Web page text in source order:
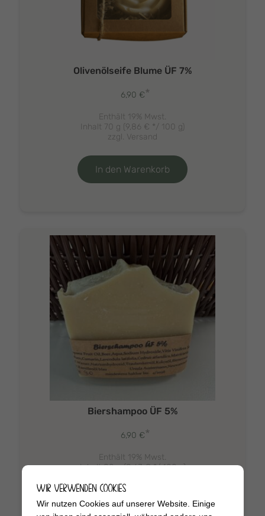
Olivenölseife Blume ÜF 7%
6,90 €*
Enthält 19% Mwst.
Inhalt 70 g (9,86 € */ 100 g)
zzgl. Versand
In den Warenkorb
Biershampoo ÜF 5%
6,90 €*
Enthält 19% Mwst.
Inhalt 80 g (8,63€*/ 100 g)
In den Warenkorb
WIR VERWENDEN COOKIES
Wir nutzen Cookies auf unserer Website. Einige